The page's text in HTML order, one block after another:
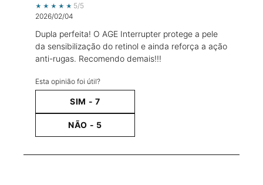
5 out of 5 stars.
5/5
2026/02/04
Dupla perfeita! O AGE Interrupter protege a pele
da sensibilização do retinol e ainda reforça a ação
anti-rugas. Recomendo demais!!!
Esta opinião foi útil?
SIM -7
NÃO - 5